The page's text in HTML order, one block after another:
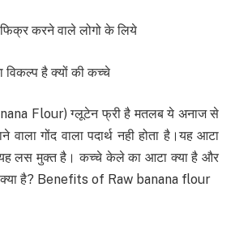
करने वाले लोगो के लिये
है क्यों की कच्‍चे
Flour) ग्‍लूटेन फ्री है मतलब ये अनाज से
गोंद वाला पदार्थ नही होता है।यह आटा
यह लस मुक्त है। कच्‍चे केले का आटा क्या है और
है? Benefits of Raw banana flour